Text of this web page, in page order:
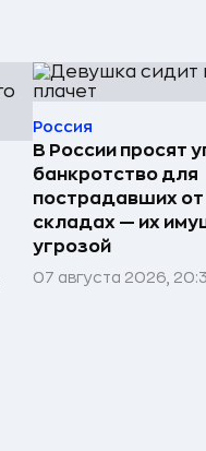
Россия
В России просят
банкротство для
пострадавших
складах — их
угрозой
07 августа 2026,